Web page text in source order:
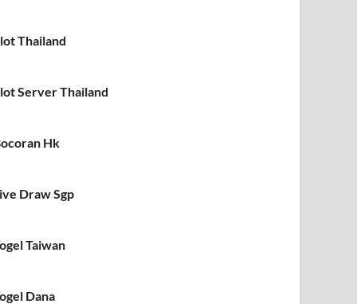
Thailand
Server Thailand
Hk
Draw Sgp
Taiwan
Dana